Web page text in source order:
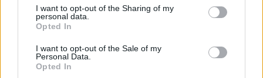
not limited to your visit or usage behaviour. You may click to
grant or deny consent to Google and its third-party tags to
use your data for below specified purposes in below Google
consent section.
I want to opt-out of the Sharing of my
personal data.
Opted In
I want to opt-out of the Sale of my
Personal Data.
Opted In
GYŰJTÖTTEK PÉNZT A MARKUSOVSZKY
KÓRHÁZ GYERMEKOSZTÁLYÁNAK
Több mint 254 ezer gyűlt össze.
2,5 MILLIÓ FORINTOS ADOMÁNNYAL